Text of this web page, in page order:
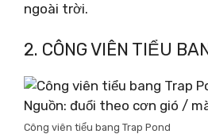
ngoài trời.
2. CÔNG VIÊN TIỂU
Nguồn: đuổi theo cơn gió /
Công viên tiểu bang Trap Pond